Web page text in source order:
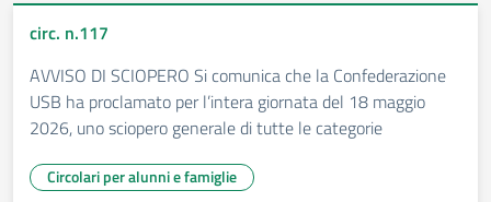
circ. n.117
AVVISO DI SCIOPERO Si comunica che la Confederazione
USB ha proclamato per l’intera giornata del 18 maggio
2026, uno sciopero generale di tutte le categorie
Circolari per alunni e famiglie